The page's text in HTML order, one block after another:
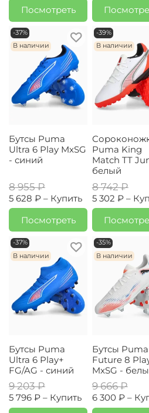
Посмотреть
-37%
В наличии
Бутсы Puma
Ultra 6 Play MxSG
- синий
8 955 ₽
5 628 ₽ – Купить
Посмотреть
-39%
В наличии
Puma King
Match TT
белый
8 742 ₽
5 302 ₽ –
-37%
В наличии
Бутсы Puma
Ultra 6 Play+
FG/AG - синий
9 203 ₽
5 796 ₽ – Купить
-35%
В наличии
Бутсы Puma
Future 8
MxSG -
9 666 ₽
6 300 ₽ –